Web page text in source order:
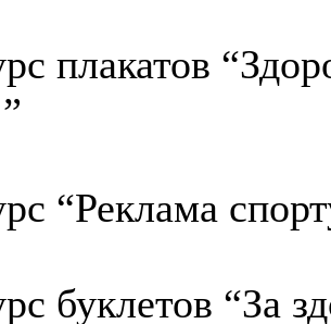
плакатов
“Реклама
буклетов “За